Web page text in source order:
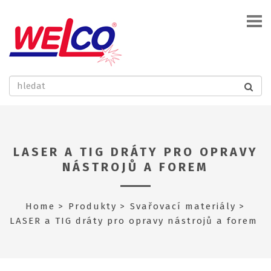
LASER A TIG DRÁTY PRO OPRAVY
NÁSTROJŮ A FOREM
Home Produkty
Svařovací materiály
LASER a TIG dráty pro opravy nástrojů a forem